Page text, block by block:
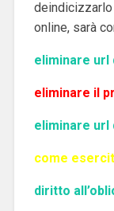
online, sarà
eliminare url
eliminare il
eliminare url
come
diritto